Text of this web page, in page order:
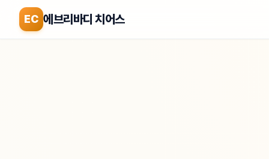
EC 에브리바디 치어스